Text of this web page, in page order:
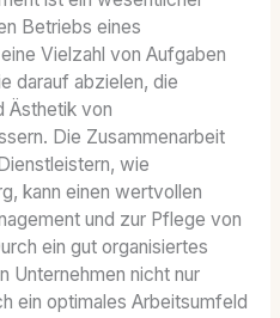
Betriebs eines
Vielzahl von Aufgaben
darauf abzielen, die
Ästhetik von
Die Zusammenarbeit
wie
kann einen wertvollen
und zur Pflege von
ein gut organisiertes
Unternehmen nicht nur
ein optimales Arbeitsumfeld